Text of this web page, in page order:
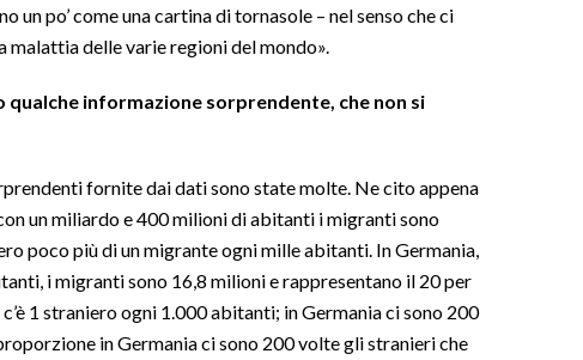
un po’ come una cartina di tornasole – nel senso che ci
malattia delle varie regioni del mondo».
informazione sorprendente, che non si
fornite dai dati sono state molte. Ne cito appena
un miliardo e 400 milioni di abitanti i migranti sono
poco più di un migrante ogni mille abitanti. In Germania,
i migranti sono 16,8 milioni e rappresentano il 20 per
1 straniero ogni 1.000 abitanti; in Germania ci sono 200
in Germania ci sono 200 volte gli stranieri che